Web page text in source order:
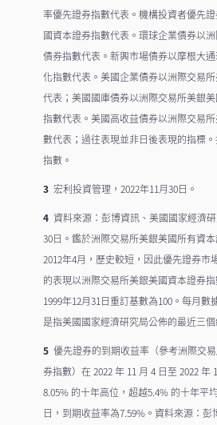
率優先證券指數代表。機構投資者優先
國資本證券指數代表。環球企業債券以
債券指數代表。新興市場債券以摩根大
化指數代表。美國企業債券以洲際交易
代表；美國國庫債券以洲際交易所美銀
指數代表。美國高收益債券以洲際交易
數代表；過往表現並非日後表現的指標
指數。
3 宏利投資管理，2022年11月30日。
4 資料來源：彭博資訊、美國國家經濟
30日。鑑於洲際交易所美銀美國所有資
2012年4月，歷史較短，因此優先證券市
的表現以洲際交易所美銀美國資本證券
1999年12月31日重訂基數為100。每月數
是指美國國家經濟研究局公佈的最近三個
5 優先證券的到期收益率（參考洲際交
券指數）在 2022 年 11 月 4 日至 2022 年
8.05% 的十年高位，超越5.4% 的十年平
日，到期收益率為7.59%。資料來源：